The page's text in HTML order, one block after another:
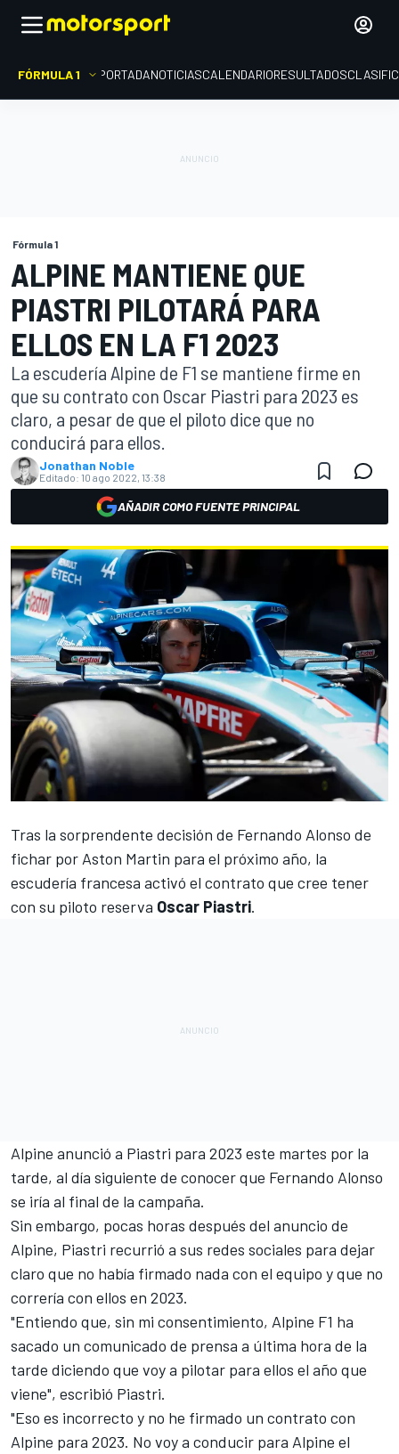
FÓRMULA 1 PORTADANOTICIASCALENDARIORESULTADOS
Fórmula 1
ALPINE MANTIENE QUE
PIASTRI PILOTARÁ PARA
ELLOS EN LA F1 2023
La escudería Alpine de F1 se mantiene firme en
que su contrato con Oscar Piastri para 2023 es
claro, a pesar de que el piloto dice que no
conducirá para ellos.
Jonathan Noble
Editado: 10 ago 2022, 13:38
AÑADIR COMO FUENTE PRINCIPAL
Tras la sorprendente decisión de Fernando Alonso de
fichar por Aston Martin para el próximo año, la
escudería francesa activó el contrato que cree tener
con su piloto reserva Oscar Piastri.
Alpine anunció a Piastri para 2023 este martes por la
tarde, al día siguiente de conocer que Fernando Alonso
se iría al final de la campaña.
Sin embargo, pocas horas después del anuncio de
Alpine, Piastri recurrió a sus redes sociales para dejar
claro que no había firmado nada con el equipo y que no
correría con ellos en 2023.
"Entiendo que, sin mi consentimiento, Alpine F1 ha
sacado un comunicado de prensa a última hora de la
tarde diciendo que voy a pilotar para ellos el año que
viene", escribió Piastri.
"Eso es incorrecto y no he firmado un contrato con
Alpine para 2023. No voy a conducir para Alpine el